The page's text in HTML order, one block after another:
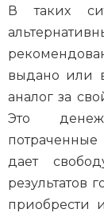
В таких
выдано или
аналог за
Это
потраченные
дает
результатов
приобрести